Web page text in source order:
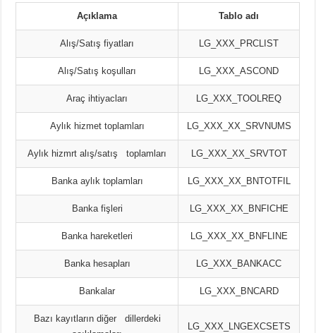
Açıklama Tablo adı
Alış/Satış fiyatları LG_XXX_PRCLIST
Alış/Satış koşulları LG_XXX_ASCOND
Araç ihtiyacları LG_XXX_TOOLREQ
Aylık hizmet toplamları LG_XXX_XX_SRVNUMS
Aylık hizmrt alış/satış toplamları LG_XXX_XX_SRVTOT
Banka aylık toplamları LG_XXX_XX_BNTOTFIL
Banka fişleri LG_XXX_XX_BNFICHE
Banka hareketleri LG_XXX_XX_BNFLINE
Banka hesapları LG_XXX_BANKACC
Bankalar LG_XXX_BNCARD
Bazı kayıtların diğer dillerdeki
LG_XXX_LNGEXCSETS